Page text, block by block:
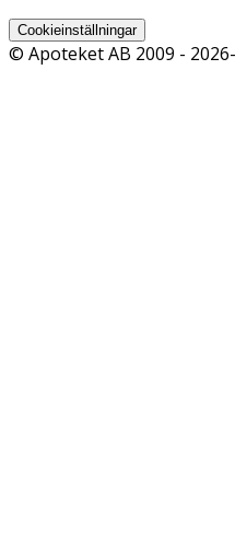
Cookieinställningar
© Apoteket AB 2009 -